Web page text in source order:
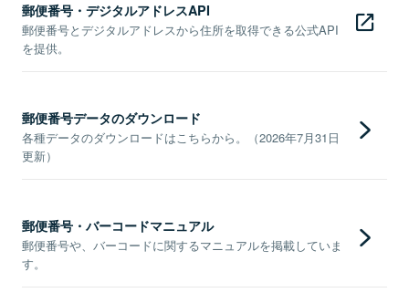
郵便番号・デジタルアドレスAPI
郵便番号とデジタルアドレスから住所を取得できる公式API
を提供。
郵便番号データのダウンロード
各種データのダウンロードはこちらから。（2026年7月31日
更新）
郵便番号・バーコードマニュアル
郵便番号や、バーコードに関するマニュアルを掲載していま
す。